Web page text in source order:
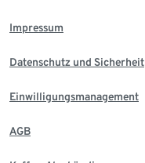
Impressum
Datenschutz und Sicherheit
Einwilligungsmanagement
AGB